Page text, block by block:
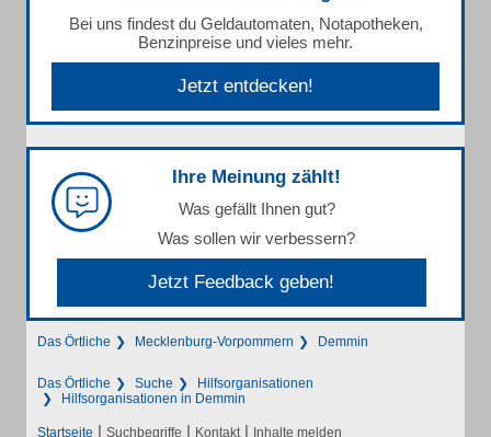
Bei uns findest du Geldautomaten, Notapotheken,
Benzinpreise und vieles mehr.
Jetzt entdecken!
Ihre Meinung zählt!
Was gefällt Ihnen gut?
Was sollen wir verbessern?
Jetzt Feedback geben!
Das Örtliche Mecklenburg-Vorpommern Demmin
Das Örtliche Suche
Hilfsorganisationen
Hilfsorganisationen in Demmin
Startseite | Suchbegriffe | Kontakt | Inhalte melden